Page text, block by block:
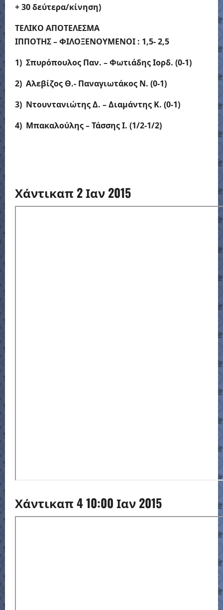
+ 30 δεύτερα/κίνηση)
ΤΕΛΙΚΟ ΑΠΟΤΕΛΕΣΜΑ
ΙΠΠΟΤΗΣ – ΦΙΛΟΞΕΝΟΥΜΕΝΟΙ : 1,5- 2,5
1) Σπυρόπουλος Παν. – Φωτιάδης Ιορδ. (0-1)
2) Αλεβίζος Θ.- Παναγιωτάκος Ν. (0-1)
3) Ντουντανιώτης Δ. – Διαμάντης Κ. (0-1)
4) Μπακαλούλης – Τάσσης Ι. (1/2-1/2)
Χάντικαπ 2 Ιαν 2015
Χάντικαπ 4 10:00 Ιαν 2015